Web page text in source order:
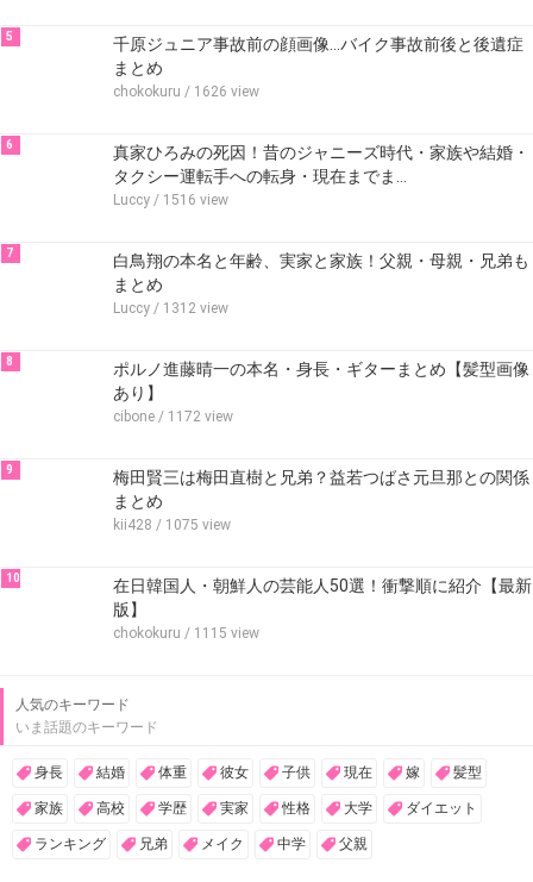
5
千原ジュニア事故前の顔画像…バイク事故前後と後遺症
まとめ
chokokuru / 1626 view
6
真家ひろみの死因！昔のジャニーズ時代・家族や結婚・
タクシー運転手への転身・現在までま…
Luccy / 1516 view
7
白鳥翔の本名と年齢、実家と家族！父親・母親・兄弟も
まとめ
Luccy / 1312 view
8
ポルノ進藤晴一の本名・身長・ギターまとめ【髪型画像
あり】
cibone / 1172 view
9
梅田賢三は梅田直樹と兄弟？益若つばさ元旦那との関係
まとめ
kii428 / 1075 view
10
在日韓国人・朝鮮人の芸能人50選！衝撃順に紹介【最新
版】
chokokuru / 1115 view
人気のキーワード
いま話題のキーワード
身長 結婚 体重 彼女 子供 現在 嫁 髪型
家族 高校 学歴 実家 性格 大学 ダイエット
ランキング 兄弟 メイク 中学 父親